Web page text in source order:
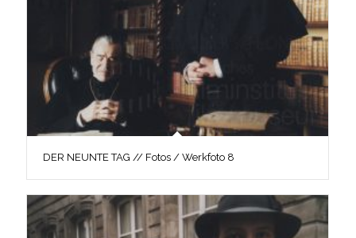
DER NEUNTE TAG // Fotos / Werkfoto 8